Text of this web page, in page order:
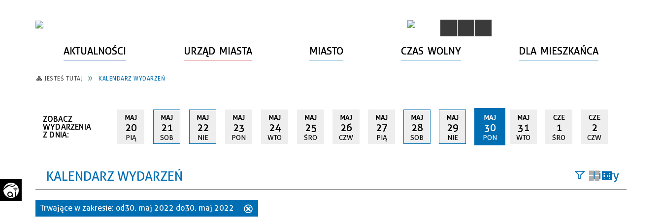
AKTUALNOŚCI URZĄD MIASTA
WŁADZE MIASTA
URZĄD STANU CYWILNEGO
STRATEGIE, PLANY, PROGRAMY
FUNDUSZE ZEWNĘTRZNE
MIASTO
INFORMACJE O MIEŚCIE
PARTNERZY, NGO
JEDNOSTKI MIEJSKIE
INWESTYCJE MIEJSKIE
POWIATOWY LIDER
PRZEDSIĘBIORCZOŚCI
CZAS WOLNY
SPORT
SZLAKI TURYSTYCZNE
DLA MIESZKAŃCA
ZAŁATW SPRAWĘ
BEZPIECZEŃSTWO
ZWIERZĘTA W GMINIE
INFORMATOR
KOMUNIKACJA I TRANSPORT
JESTEŚ TUTAJ KALENDARZ WYDARZEŃ
ZOBACZ
WYDARZENIA
Z DNIA:
MAJ
20
PIĄ
MAJ
21
SOB
MAJ
22
NIE
MAJ
23
PON
MAJ
24
WTO
MAJ
25
ŚRO
MAJ
26
CZW
MAJ
27
PIĄ
MAJ
28
SOB
MAJ
29
NIE
MAJ
30
PON
MAJ
31
WTO
CZE
1
ŚRO
CZE
2
CZW
KALENDARZ WYDARZEŃ Filtry
Trwające w zakresie: od 30. maj 2022 do 30. maj 2022